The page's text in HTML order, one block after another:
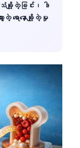
ချို့တဲ့ခြင်း၊ ဒါ
ောနှောချို့တဲ့မှု